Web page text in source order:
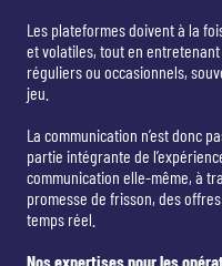
Les plateformes doivent à la
et volatiles, tout en
réguliers ou occasionnels,
jeu.
La communication n’est donc
partie intégrante de
communication elle-même, à
promesse de frisson, des
temps réel.
Nos expertises pour les